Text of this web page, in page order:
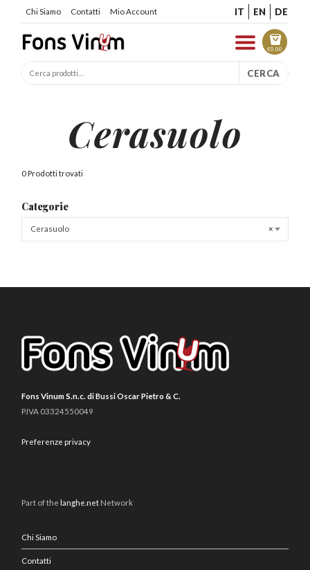
Chi Siamo Contatti Mio Account IT EN DE
€0.00
CERCA
Cerasuolo
0 Prodotti trovati
Categorie
×
Cerasuolo
Fons Vinum S.n.c. di Bussi Oscar Pietro & C.
P.IVA 03324550049
Preferenze privacy
Part of the langhe.net Network
Chi Siamo
Contatti